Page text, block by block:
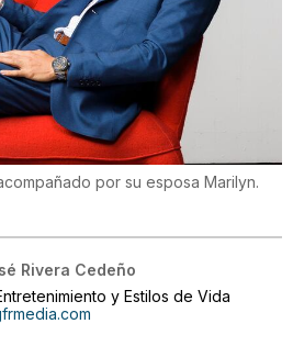
por su esposa Marilyn.
Rivera Cedeño
y Estilos de Vida